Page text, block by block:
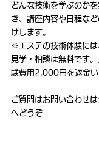
どんな技術を学ぶのか
き、講座内容や日程な
けします。
※エステの技術体験に
見学・相談は無料です
験費用2,000円を返金い
ご質問はお問い合わせ
へどうぞ